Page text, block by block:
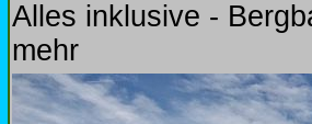
Alles inklusive -
mehr